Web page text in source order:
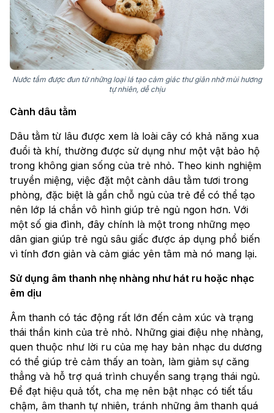
Nước tắm được đun từ những loại lá tạo cảm giác thư giãn nhờ mùi hương
tự nhiên, dễ chịu
Cành dâu tằm
Dâu tằm từ lâu được xem là loài cây có khả năng xua
đuổi tà khí, thường được sử dụng như một vật bảo hộ
trong không gian sống của trẻ nhỏ. Theo kinh nghiệm
truyền miệng, việc đặt một cành dâu tằm tươi trong
phòng, đặc biệt là gần chỗ ngủ của trẻ để có thể tạo
nên lớp lá chắn vô hình giúp trẻ ngủ ngon hơn. Với
một số gia đình, đây chính là một trong những mẹo
dân gian giúp trẻ ngủ sâu giấc được áp dụng phổ biến
vì tính đơn giản và cảm giác yên tâm mà nó mang lại.
Sử dụng âm thanh nhẹ nhàng như hát ru hoặc nhạc
êm dịu
Âm thanh có tác động rất lớn đến cảm xúc và trạng
thái thần kinh của trẻ nhỏ. Những giai điệu nhẹ nhàng,
quen thuộc như lời ru của mẹ hay bản nhạc du dương
có thể giúp trẻ cảm thấy an toàn, làm giảm sự căng
thẳng và hỗ trợ quá trình chuyển sang trạng thái ngủ.
Để đạt hiệu quả tốt, cha mẹ nên bật nhạc có tiết tấu
chậm, âm thanh tự nhiên, tránh những âm thanh quá